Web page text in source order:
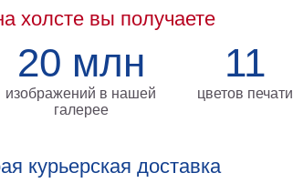
холсте вы получаете
20 млн
изображений в нашей
галерее
11
цветов печати
курьерская доставка